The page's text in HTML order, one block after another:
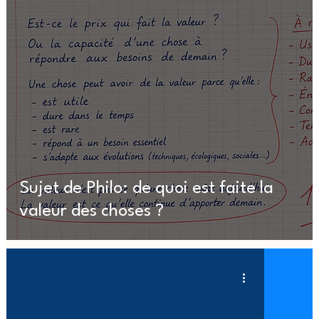
Sujet de Philo: de quoi est faite la
valeur des choses ?